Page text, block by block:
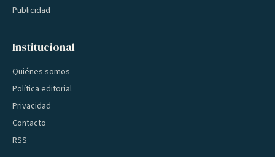
Publicidad
Institucional
Quiénes somos
Política editorial
Privacidad
Contacto
RSS